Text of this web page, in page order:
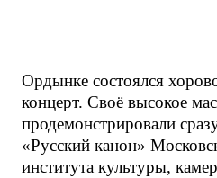
Ордынке состоялся
концерт. Своё высокое
продемонстрировали
«Русский канон»
института культуры,